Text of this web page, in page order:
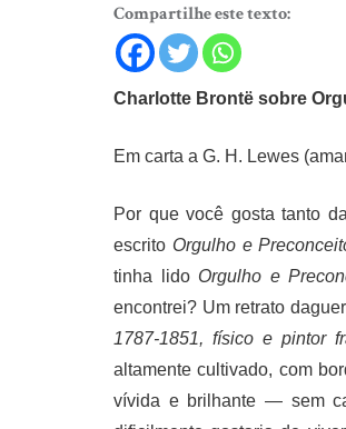
Compartilhe este texto:
Charlotte Brontë sobre
Em carta a G. H. Lewes
Por que você gosta tanto
escrito Orgulho e
tinha lido Orgulho e
encontrei? Um retrato
1787-1851, físico e pintor
altamente cultivado, com
vívida e brilhante — sem